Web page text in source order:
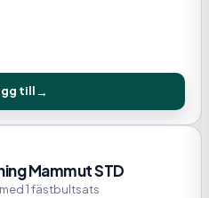
till
Mammut STD
1 fästbultsats